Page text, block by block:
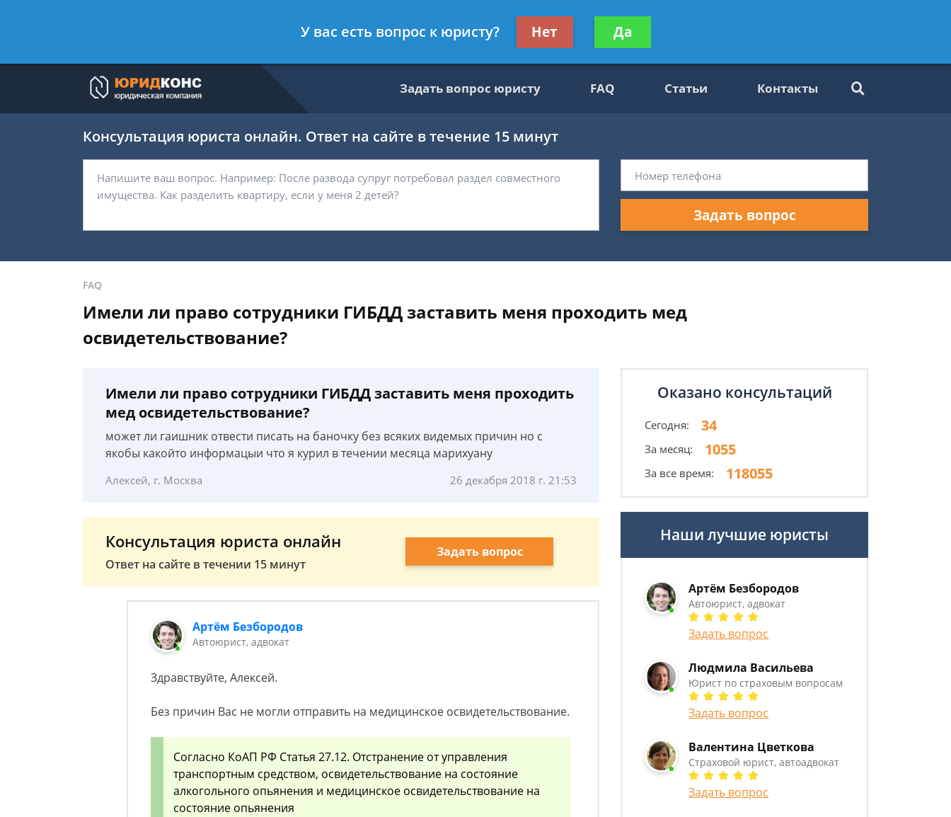
- Автоюрист, адвокат
Получите консультацию
бесплатно
Задать вопрос юристу FAQ Статьи Контакты
Консультация юриста онлайн. Ответ на сайте в течение 15 минут
Задать вопрос
FAQ
Имели ли право сотрудники ГИБДД заставить меня проходить мед
освидетельствование?
Имели ли право сотрудники ГИБДД заставить меня проходить
мед освидетельствование?
может ли гаишник отвести писать на баночку без всяких видемых причин но с
якобы какойто информацыи что я курил в течении месяца марихуану
Алексей, г. Москва 26 декабря 2018 г. 21:53
Консультация юриста онлайн
Ответ на сайте в течении 15 минут
Задать вопрос
Артём Безбородов
Автоюрист, адвокат
Здравствуйте, Алексей.
Без причин Вас не могли отправить на медицинское освидетельствование.
Согласно КоАП РФ Статья 27.12. Отстранение от управления
транспортным средством, освидетельствование на состояние
алкогольного опьянения и медицинское освидетельствование на
состояние опьянения
Оказано консультаций
Сегодня: 34
За месяц: 1055
За все время: 118055
Наши лучшие юристы
Артём Безбородов
Автоюрист, адвокат
Задать вопрос
Людмила Васильева
Юрист по страховым вопросам
Задать вопрос
Валентина Цветкова
Страховой юрист, автоадвокат
Задать вопрос
У вас есть вопрос к юристу? Нет Да